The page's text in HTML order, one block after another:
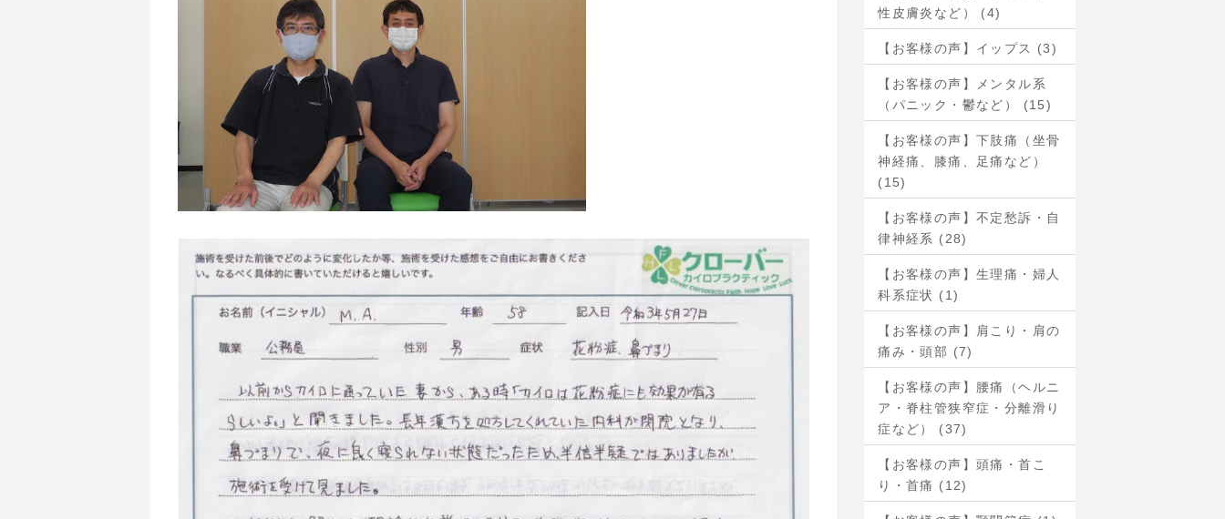
性皮膚炎など） (4)
【お客様の声】イップス (3)
【お客様の声】メンタル系
（パニック・鬱など） (15)
【お客様の声】下肢痛（坐骨
神経痛、膝痛、足痛など）
(15)
【お客様の声】不定愁訴・自
律神経系 (28)
【お客様の声】生理痛・婦人
科系症状 (1)
【お客様の声】肩こり・肩の
痛み・頭部 (7)
【お客様の声】腰痛（ヘルニ
ア・脊柱管狭窄症・分離滑り
症など） (37)
【お客様の声】頭痛・首こ
り・首痛 (12)